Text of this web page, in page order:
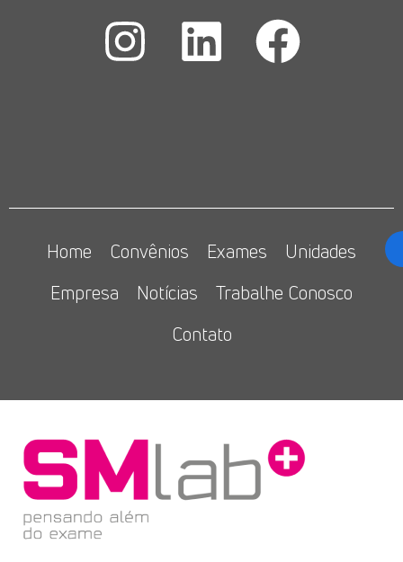
Home Convênios Exames
Unidades
Empresa
Notícias
Trabalhe Conosco
Contato